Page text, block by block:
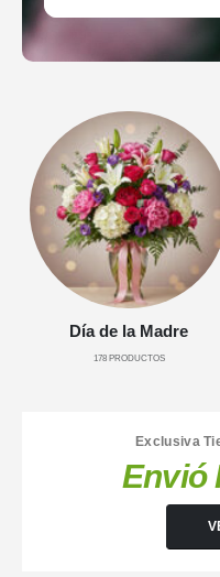
Día de la Madre
178PRODUCTOS
Exclusiva
Envió